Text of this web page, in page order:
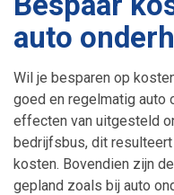
auto
Wil je besparen op
goed en regelmatig auto
effecten van uitgesteld
bedrijfsbus, dit
kosten. Bovendien zijn
gepland zoals bij auto
Banden
Hybride en elektrische
Granulaatreiniging
Airco onderhoud
Toerenbegrenzer
Snelheidsbegrenzer
V-max Uitschakelen